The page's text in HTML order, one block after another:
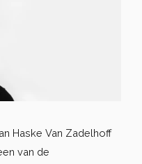
Haske Van Zadelhoff
van de